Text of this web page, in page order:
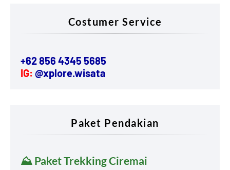
Costumer Service
+62 856 4345 5685
IG: @xplore.wisata
Paket Pendakian
⛰️ Paket Trekking Ciremai